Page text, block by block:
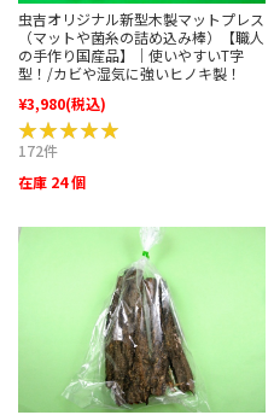
虫吉オリジナル新型木製マットプレス
（マットや菌糸の詰め込み棒）【職人
の手作り国産品】｜使いやすいT字
型！/カビや湿気に強いヒノキ製！
¥3,980(税込)
★★★★★
★★★★★
172件
在庫 24 個